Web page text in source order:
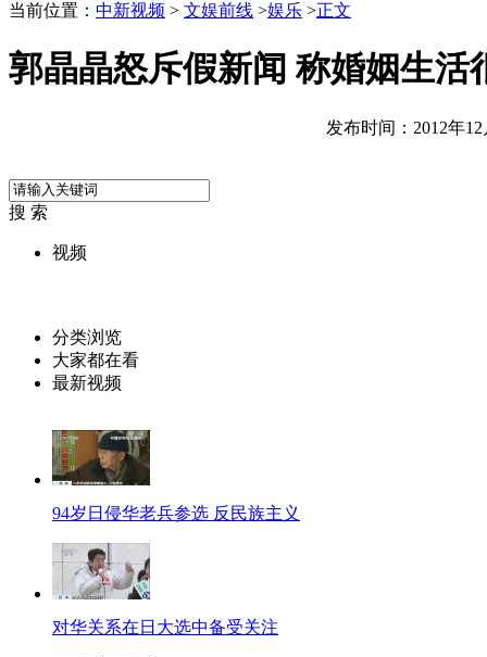
当前位置： 中新视频 > 文娱前线 >娱乐 >正文
郭晶晶怒斥假新闻 称婚姻生活
发布时间：2012年12
搜 索
视频
分类浏览
大家都在看
最新视频
94岁日侵华老兵参选 反民族主义
对华关系在日大选中备受关注